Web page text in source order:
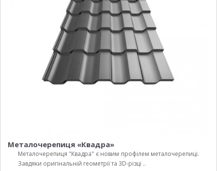
Металочерепиця «Квадра»
Металочерепиця "Квадра" є новим профілем металочерепиці.
Завдяки оригінальній геометрії та 3D-різці ..